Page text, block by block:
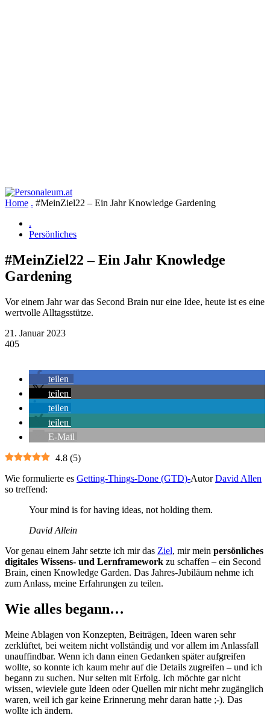
Home . #MeinZiel22 – Ein Jahr Knowledge Gardening
.
Persönliches
#MeinZiel22 – Ein Jahr Knowledge
Gardening
Vor einem Jahr war das Second Brain nur eine Idee, heute ist es eine
wertvolle Alltagsstütze.
21. Januar 2023
405
teilen
teilen
teilen
teilen
E-Mail
4.8 (5)
Wie formulierte es Getting-Things-Done (GTD)-AutorDavid Allen
so treffend:
Your mind is for having ideas, not holding them.
David Allein
Vor genau einem Jahr setzte ich mir das Ziel, mir mein persönliches
digitales Wissens- und Lernframework zu schaffen – ein Second
Brain, einen Knowledge Garden. Das Jahres-Jubiläum nehme ich
zum Anlass, meine Erfahrungen zu teilen.
Wie alles begann…
Meine Ablagen von Konzepten, Beiträgen, Ideen waren sehr
zerklüftet, bei weitem nicht vollständig und vor allem im Anlassfall
unauffindbar. Wenn ich dann einen Gedanken später aufgreifen
wollte, so konnte ich kaum mehr auf die Details zugreifen – und ich
begann zu suchen. Nur selten mit Erfolg. Ich möchte gar nicht
wissen, wieviele gute Ideen oder Quellen mir nicht mehr zugänglich
waren, weil ich gar keine Erinnerung mehr daran hatte ;-). Das
wollte ich ändern.